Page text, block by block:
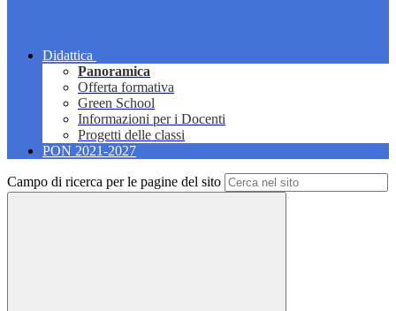
Didattica
Panoramica
Offerta formativa
Green School
Informazioni per i Docenti
Progetti delle classi
PON 2021-2027
Campo di ricerca per le pagine del sito